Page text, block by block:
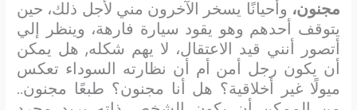
مجنون، وأحيانًا يسخر الآخرون مني لأجل ذلك، حين
يتوقف أحدهم وهو يقود سيارة فارهة، وينظر إلي
أتصور أنني قيد الاعتقال، لا يهم شكله, هل يمكن
أن يكون رجل أمن أم أن نظارته السوداء تعكس
ميولًا غير أخلاقية؟ هل أنا مجنون؟ طبعًا مجنون..